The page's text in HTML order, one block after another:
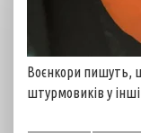
Воєнкори пишуть,
штурмовиків у